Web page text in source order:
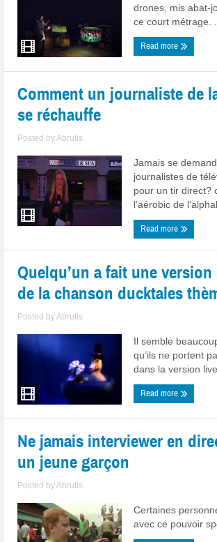
drones, mis abat-
ce court métrage. ...
Read more
Comment un journaliste de
se réchauffe
Posted byAbrutis
Jamais se
journalistes de
pour un tir direct?
l’aérobic de
Read more
Quelqu’un a fait une
de la chanson ducktales
Posted byAbrutis
Il semble
qu’ils ne portent
dans la version
Read more
Ne jamais interviewer en
un jeune garçon
Posted byAbrutis
Certaines
avec ce pouvoir